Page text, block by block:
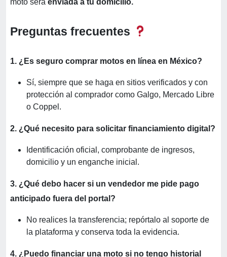
moto será enviada a tu domicilio.
Preguntas frecuentes
1. ¿Es seguro comprar motos en línea en México?
Sí, siempre que se haga en sitios verificados y con
protección al comprador como Galgo, Mercado Libre
o Coppel.
2. ¿Qué necesito para solicitar financiamiento digital?
Identificación oficial, comprobante de ingresos,
domicilio y un enganche inicial.
3. ¿Qué debo hacer si un vendedor me pide pago
anticipado fuera del portal?
No realices la transferencia; repórtalo al soporte de
la plataforma y conserva toda la evidencia.
4. ¿Puedo financiar una moto si no tengo historial